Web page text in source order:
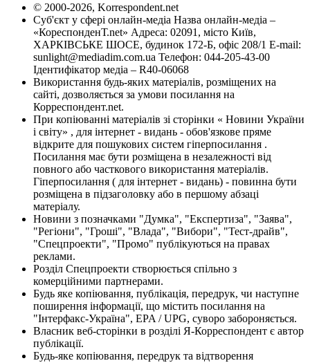
© 2000-2026, Korrespondent.net
Суб'єкт у сфері онлайн-медіа Назва онлайн-медіа –
«КореспонденТ.net» Адреса: 02091, місто Київ,
ХАРКІВСЬКЕ ШОСЕ, будинок 172-Б, офіс 208/1 E-mail:
sunlight@mediadim.com.ua Телефон: 044-205-43-00
Ідентифікатор медіа – R40-06068
Використання будь-яких матеріалів, розміщених на
сайті, дозволяється за умови посилання на
Корреспондент.net.
При копіюванні матеріалів зі сторінки « Новини України
і світу» , для інтернет - видань - обов'язкове пряме
відкрите для пошукових систем гіперпосилання .
Посилання має бути розміщена в незалежності від
повного або часткового використання матеріалів.
Гіперпосилання ( для інтернет - видань) - повинна бути
розміщена в підзаголовку або в першому абзаці
матеріалу.
Новини з позначками "Думка", "Експертиза", "Заява",
"Регіони", "Гроші", "Влада", "Вибори", "Тест-драйв",
"Спецпроекти", "Промо" публікуються на правах
реклами.
Розділ Спецпроекти створюється спільно з
комерційними партнерами.
Будь яке копіювання, публікація, передрук, чи наступне
поширення інформації, що містить посилання на
"Інтерфакс-Україна", EPA / UPG, суворо забороняється.
Власник веб-сторінки в розділі Я-Корреспондент є автор
публікації.
Будь-яке копіювання, передрук та відтворення